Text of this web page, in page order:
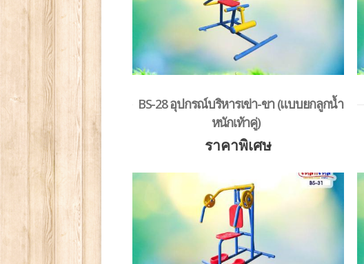
BS-28 อุปกรณ์บริหารเข่า-ขา (แบบยกลูกน้ำ
หนักเท้าคู่)
ราคาพิเศษ